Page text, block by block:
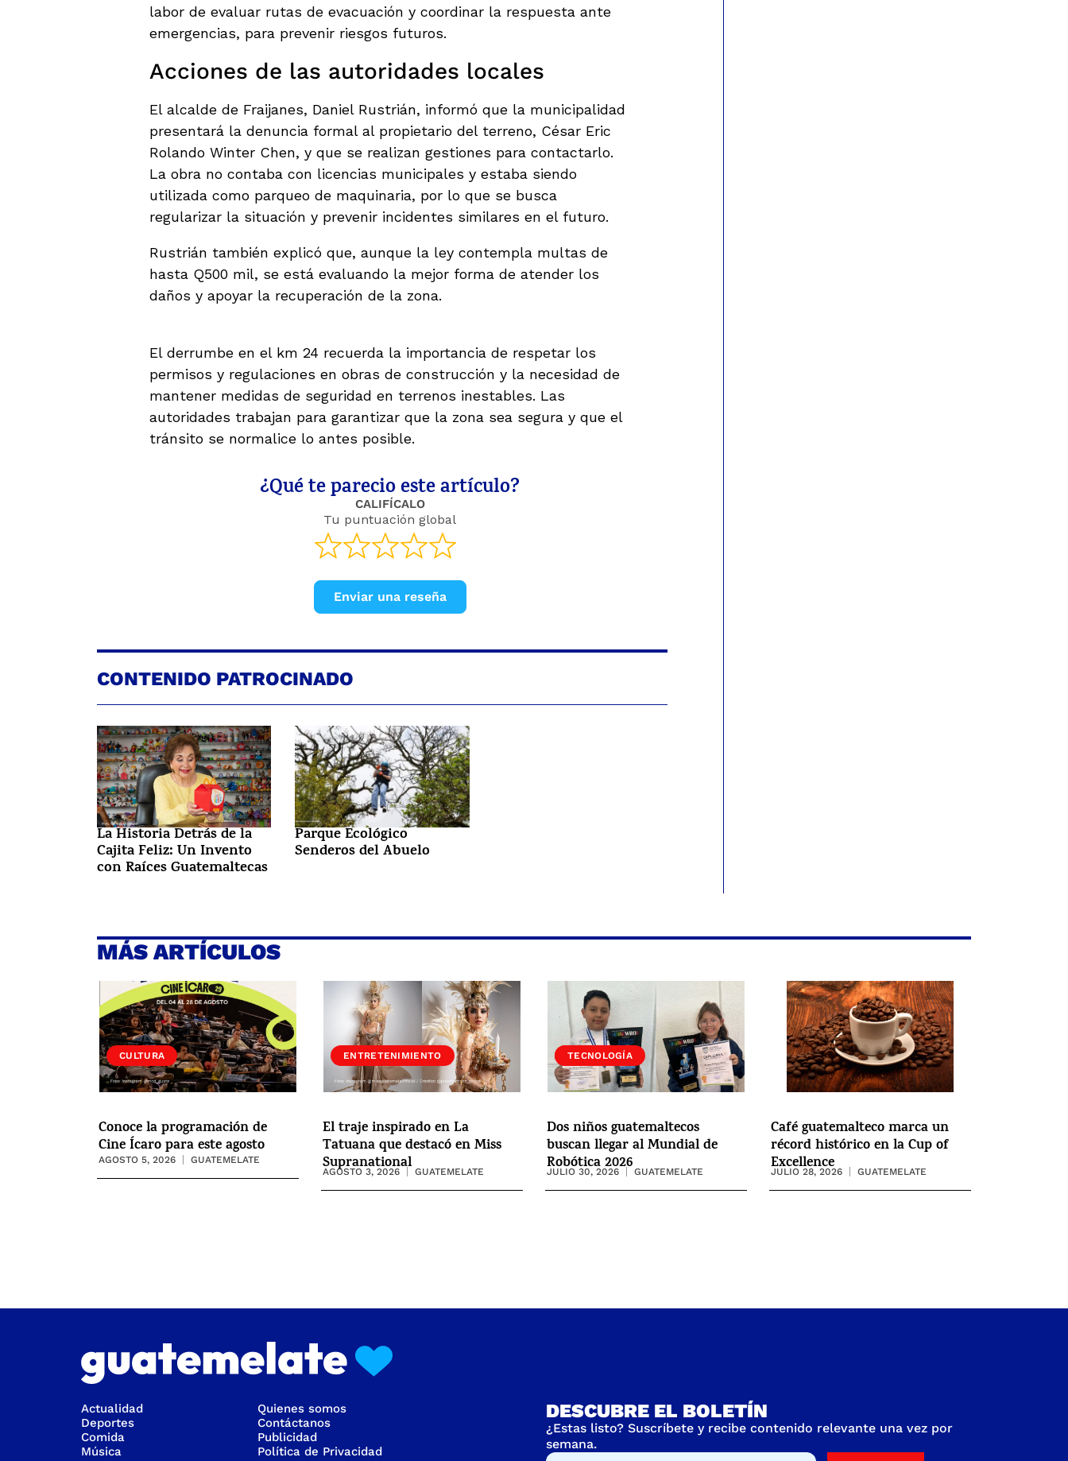
labor de evaluar rutas de evacuación y coordinar la respuesta ante
emergencias, para prevenir riesgos futuros.
Acciones de las autoridades locales
El alcalde de Fraijanes, Daniel Rustrián, informó que la municipalidad
presentará la denuncia formal al propietario del terreno, César Eric
Rolando Winter Chen, y que se realizan gestiones para contactarlo.
La obra no contaba con licencias municipales y estaba siendo
utilizada como parqueo de maquinaria, por lo que se busca
regularizar la situación y prevenir incidentes similares en el futuro.
Rustrián también explicó que, aunque la ley contempla multas de
hasta Q500 mil, se está evaluando la mejor forma de atender los
daños y apoyar la recuperación de la zona.
El derrumbe en el km 24 recuerda la importancia de respetar los
permisos y regulaciones en obras de construcción y la necesidad de
mantener medidas de seguridad en terrenos inestables. Las
autoridades trabajan para garantizar que la zona sea segura y que el
tránsito se normalice lo antes posible.
¿Qué te parecio este artículo?
CALIFÍCALO
Tu puntuación global
Enviar una reseña
CONTENIDO PATROCINADO
La Historia Detrás de la
Cajita Feliz: Un Invento
con Raíces Guatemaltecas
Parque Ecológico
Senderos del Abuelo
MÁS ARTÍCULOS
CULTURA
Conoce la programación de
Cine Ícaro para este agosto
AGOSTO 5, 2026 GUATEMELATE
ENTRETENIMIENTO
El traje inspirado en La
Tatuana que destacó en Miss
Supranational
AGOSTO 3, 2026 GUATEMELATE
SOCIEDAD
TECNOLOGÍA
Dos niños guatemaltecos
buscan llegar al Mundial de
Robótica 2026
JULIO 30, 2026 GUATEMELATE
Café guatemalteco marca un
récord histórico en la Cup of
Excellence
JULIO 28, 2026 GUATEMELATE
Actualidad
Deportes
Comida
Música
Quienes somos
Contáctanos
Publicidad
Política de Privacidad
DESCUBRE EL BOLETÍN
¿Estas listo? Suscríbete y recibe contenido relevante una vez por
semana.